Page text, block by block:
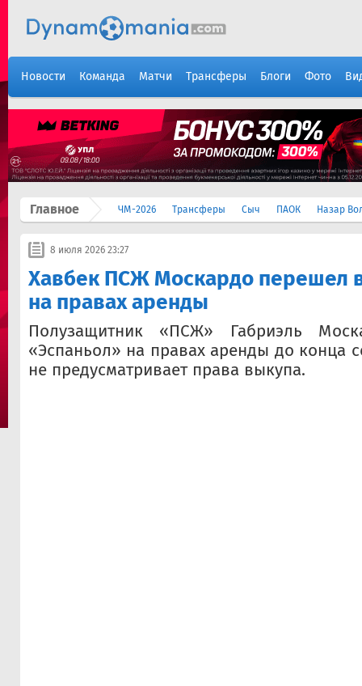
Новости Команда Матчи Трансферы Блоги Фото
Главное ЧМ-2026 Трансферы Сыч ПАОК Назар
8 июля 2026 23:27
Хавбек ПСЖ Москардо перешел
на правах аренды
Полузащитник «ПСЖ» Габриэль
«Эспаньол» на правах аренды до конца
не предусматривает права выкупа.